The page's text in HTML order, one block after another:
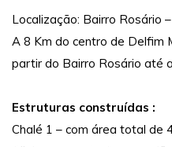
Localização: Bairro Rosário
A 8 Km do centro de Delfim
partir do Bairro Rosário até
Estruturas construídas :
Chalé 1 – com área total de